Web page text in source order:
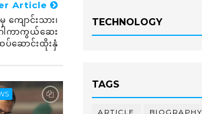
Article
ကျောင်းသား၊
ဂါကာကွယ်ဆေး
ပ်ဆောင်းထိုးနှံ
TECHNOLOGY
TAGS
ARTICLE BIOGRAPHY